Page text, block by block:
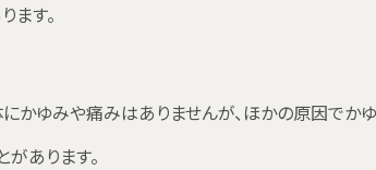
ます。
かゆみや痛みはありませんが、ほかの原因でか
あります。